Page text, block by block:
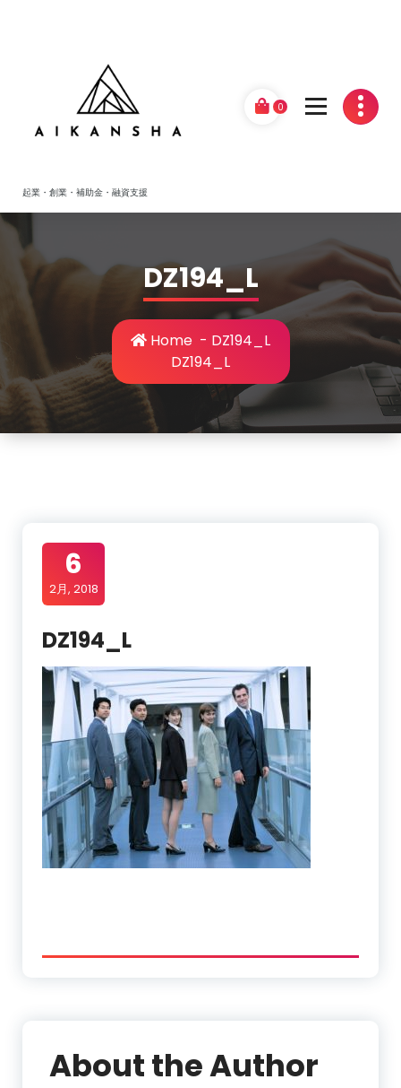
起業・創業・補助金・融資支援
0
DZ194_L
Home - DZ194_L
DZ194_L
6
2月, 2018
DZ194_L
About the Author